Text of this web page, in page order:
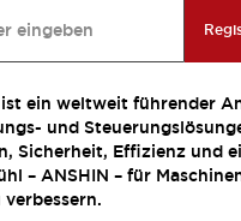
ein weltweit führender
und
Sicherheit, Effizienz und
– ANSHIN – für